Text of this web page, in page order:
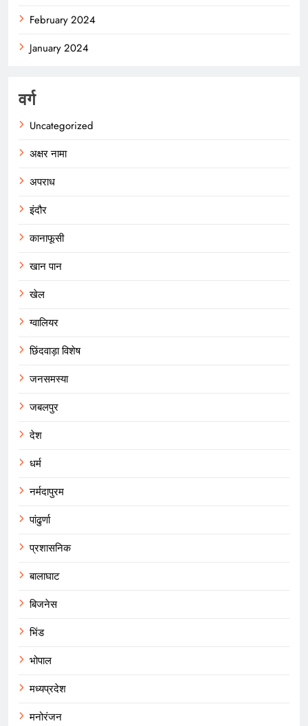
February 2024
January 2024
वर्ग
Uncategorized
अक्षर नामा
अपराध
इंदौर
कानाफूसी
खान पान
खेल
ग्वालियर
छिंदवाड़ा विशेष
जनसमस्या
जबलपुर
देश
धर्म
नर्मदापुरम
पांढुर्णा
प्रशासनिक
बालाघाट
बिजनेस
भिंड
भोपाल
मध्यप्रदेश
मनोरंजन